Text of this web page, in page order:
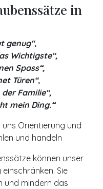
in
genug“,
Wichtigste“,
Spass“,
Türen“,
Familie“,
mein Ding.“
Orientierung und
und handeln
können unser
Sie
und mindern das